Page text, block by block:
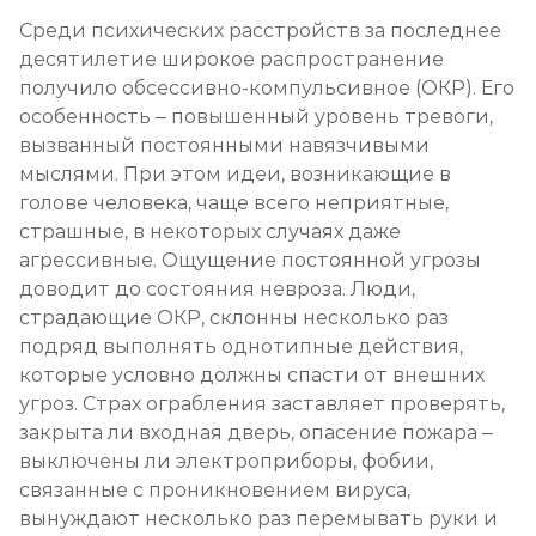
Записаться
Среди психических расстройств за последнее
десятилетие широкое распространение
получило обсессивно-компульсивное (ОКР). Его
особенность – повышенный уровень тревоги,
вызванный постоянными навязчивыми
мыслями. При этом идеи, возникающие в
голове человека, чаще всего неприятные,
страшные, в некоторых случаях даже
агрессивные. Ощущение постоянной угрозы
доводит до состояния невроза. Люди,
страдающие ОКР, склонны несколько раз
подряд выполнять однотипные действия,
которые условно должны спасти от внешних
угроз. Страх ограбления заставляет проверять,
закрыта ли входная дверь, опасение пожара –
выключены ли электроприборы, фобии,
связанные с проникновением вируса,
вынуждают несколько раз перемывать руки и